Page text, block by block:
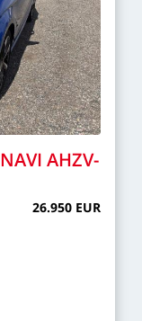
NAVI AHZV-
26.950 EUR